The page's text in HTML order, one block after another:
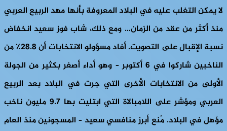
لا يمكن التغلب عليه في البلاد المعروفة بأنها مهد الربيع العربي
منذ أكثر من عقد من الزمان… ومع ذلك، شاب فوز سعيد انخفاض
نسبة الإقبال على التصويت. أفاد مسؤولو الانتخابات أن 28.8٪ من
الناخبين شاركوا في 6 أكتوبر – وهو أداء أصغر بكثير من الجولة
الأولى من الانتخابات الأخرى التي جرت في البلاد بعد الربيع
العربي ومؤشر على اللامبالاة التي ابتليت بها 9.7 مليون ناخب
مؤهل في البلاد. مُنع أبرز منافسي سعيد – المسجونين منذ العام